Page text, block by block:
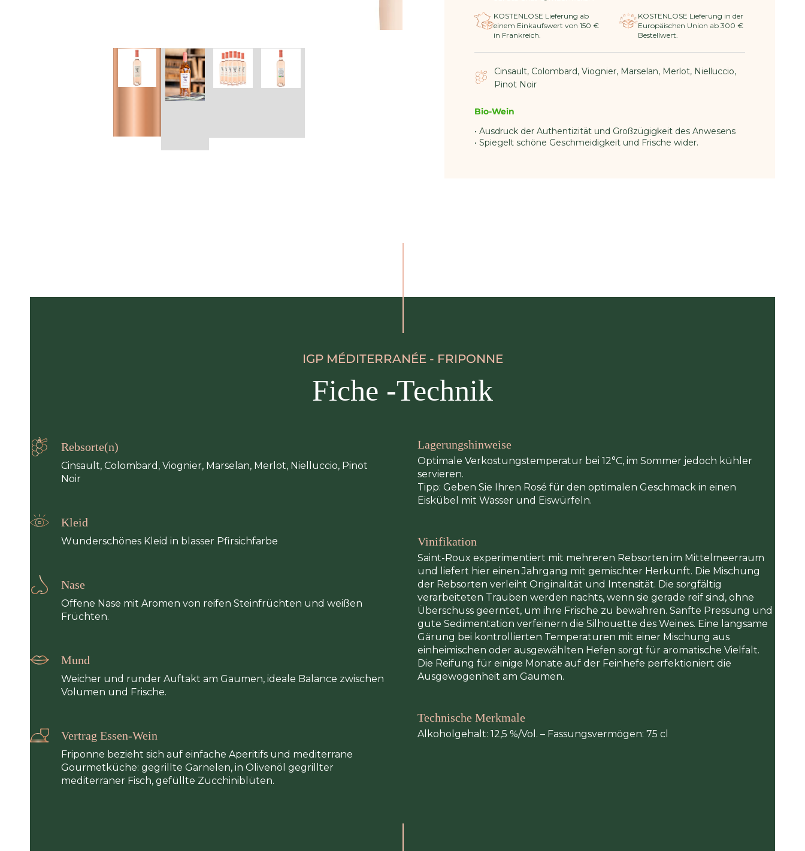
KOSTENLOSE Lieferung ab
einem Einkaufswert von 150 €
in Frankreich.
KOSTENLOSE Lieferung in der
Europäischen Union ab 300 €
Bestellwert.
Cinsault, Colombard, Viognier, Marselan, Merlot, Nielluccio,
Pinot Noir
Bio-Wein
• Ausdruck der Authentizität und Großzügigkeit des Anwesens
• Spiegelt schöne Geschmeidigkeit und Frische wider.
IGP MÉDITERRANÉE - FRIPONNE
Fiche -Technik
Rebsorte(n)
Cinsault, Colombard, Viognier, Marselan, Merlot, Nielluccio, Pinot
Noir
Kleid
Wunderschönes Kleid in blasser Pfirsichfarbe
Nase
Offene Nase mit Aromen von reifen Steinfrüchten und weißen
Früchten.
Mund
Weicher und runder Auftakt am Gaumen, ideale Balance zwischen
Volumen und Frische.
Vertrag Essen-Wein
Friponne bezieht sich auf einfache Aperitifs und mediterrane
Gourmetküche: gegrillte Garnelen, in Olivenöl gegrillter
mediterraner Fisch, gefüllte Zucchiniblüten.
Lagerungshinweise
Optimale Verkostungstemperatur bei 12°C, im Sommer jedoch kühler
servieren.
Tipp: Geben Sie Ihren Rosé für den optimalen Geschmack in einen
Eiskübel mit Wasser und Eiswürfeln.
Vinifikation
Saint-Roux experimentiert mit mehreren Rebsorten im Mittelmeerraum
und liefert hier einen Jahrgang mit gemischter Herkunft. Die Mischung
der Rebsorten verleiht Originalität und Intensität. Die sorgfältig
verarbeiteten Trauben werden nachts, wenn sie gerade reif sind, ohne
Überschuss geerntet, um ihre Frische zu bewahren. Sanfte Pressung und
gute Sedimentation verfeinern die Silhouette des Weines. Eine langsame
Gärung bei kontrollierten Temperaturen mit einer Mischung aus
einheimischen oder ausgewählten Hefen sorgt für aromatische Vielfalt.
Die Reifung für einige Monate auf der Feinhefe perfektioniert die
Ausgewogenheit am Gaumen.
Technische Merkmale
Alkoholgehalt: 12,5 %/Vol. – Fassungsvermögen: 75 cl